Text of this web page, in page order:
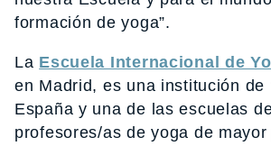
formación de yoga”.
La Escuela Internacional de
en Madrid, es una institución de
España y una de las escuelas
profesores/as de yoga de